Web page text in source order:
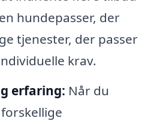
hundepasser, der
tjenester, der passer
krav.
erfaring: Når du